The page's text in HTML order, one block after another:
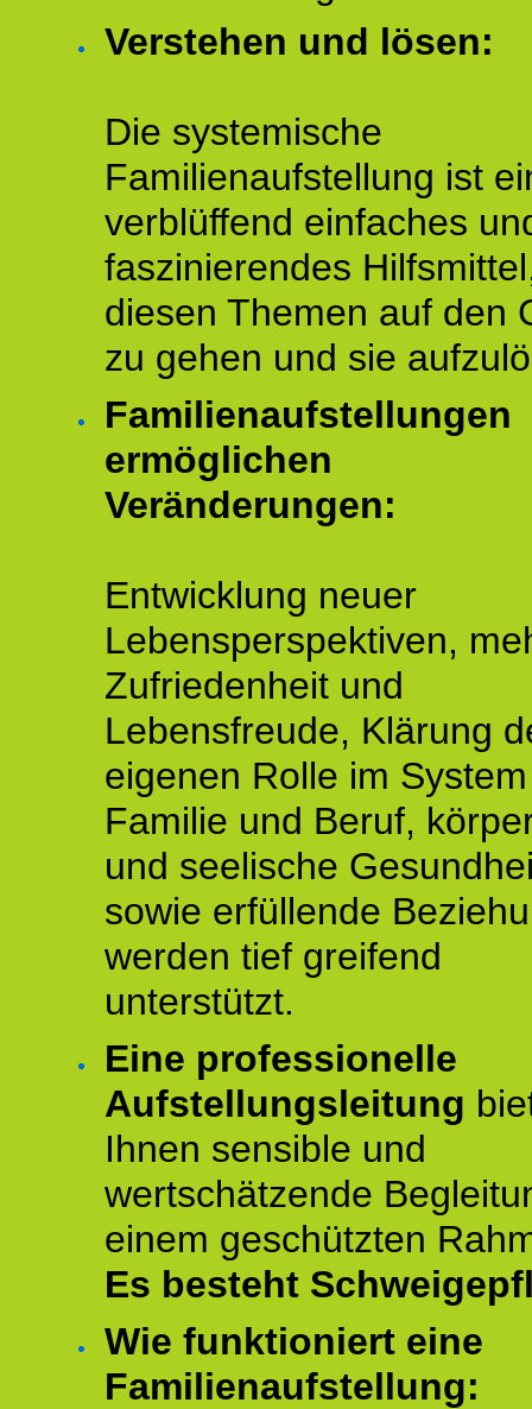
Verstehen und lösen:
Die systemische
Familienaufstellung ist
verblüffend einfaches
faszinierendes
diesen Themen auf den
zu gehen und sie
Familienaufstellungen
ermöglichen
Veränderungen:
Entwicklung neuer
Lebensperspektiven,
Zufriedenheit und
Lebensfreude, Klärung
eigenen Rolle im
Familie und Beruf,
und seelische
sowie erfüllende
werden tief greifend
unterstützt.
Eine professionelle
Aufstellungsleitung
Ihnen sensible und
wertschätzende
einem geschützten
Es besteht
Wie funktioniert eine
Familienaufstellung: